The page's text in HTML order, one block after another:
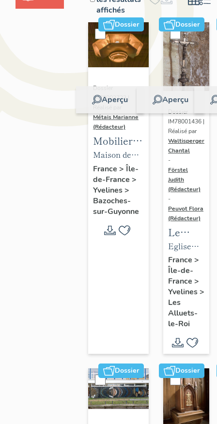
affichés
Dossier
Aperçu
Dossier
IM78002723 |
Métais Marianne
(Rédacteur)
Mobilier
de la
maison
Louis
Carré
Maison de
villégiature
dite maison
Louis Carré
France > Île-
de-France >
Yvelines>
Bazoches-
sur-Guyonne
Dossier
Aperçu
Dossier
IM78001436 |
Réalisé par
Waltisperger
Chantal
-
Förstel
Judith
(Rédacteur)
-
Peuvot Flora
(Rédacteur)
Le
mobilier
de
l'église
Saint-
Nicolas
Eglise
paroissiale
Saint-
Nicolas
France >
Île-de-
France >
Yvelines>
Les
Alluets-
le-Roi
Dossier Dossier